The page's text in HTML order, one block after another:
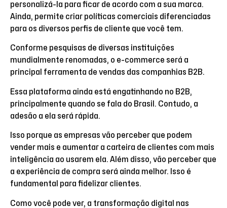
personalizá-la para ficar de acordo com a sua marca.
Ainda, permite criar políticas comerciais diferenciadas
para os diversos perfis de cliente que você tem.
Conforme pesquisas de diversas instituições
mundialmente renomadas, o e-commerce será a
principal ferramenta de vendas das companhias B2B.
Essa plataforma ainda está engatinhando no B2B,
principalmente quando se fala do Brasil. Contudo, a
adesão a ela será rápida.
Isso porque as empresas vão perceber que podem
vender mais e aumentar a carteira de clientes com mais
inteligência ao usarem ela. Além disso, vão perceber que
a experiência de compra será ainda melhor. Isso é
fundamental para fidelizar clientes.
Como você pode ver, a transformação digital nas